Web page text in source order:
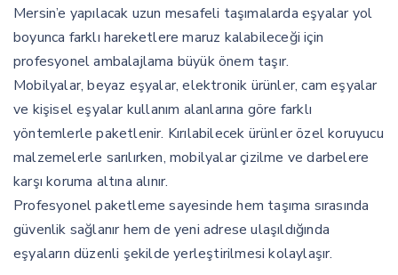
Mersin’e yapılacak uzun mesafeli taşımalarda eşyalar yol
boyunca farklı hareketlere maruz kalabileceği için
profesyonel ambalajlama büyük önem taşır.
Mobilyalar, beyaz eşyalar, elektronik ürünler, cam eşyalar
ve kişisel eşyalar kullanım alanlarına göre farklı
yöntemlerle paketlenir. Kırılabilecek ürünler özel koruyucu
malzemelerle sarılırken, mobilyalar çizilme ve darbelere
karşı koruma altına alınır.
Profesyonel paketleme sayesinde hem taşıma sırasında
güvenlik sağlanır hem de yeni adrese ulaşıldığında
eşyaların düzenli şekilde yerleştirilmesi kolaylaşır.